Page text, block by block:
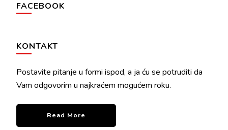
FACEBOOK
KONTAKT
Postavite pitanje u formi ispod, a ja ću se potruditi da
Vam odgovorim u najkraćem mogućem roku.
Read More